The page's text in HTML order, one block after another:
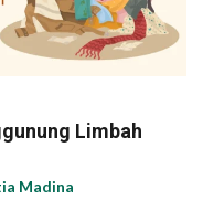
Limbah
Madina